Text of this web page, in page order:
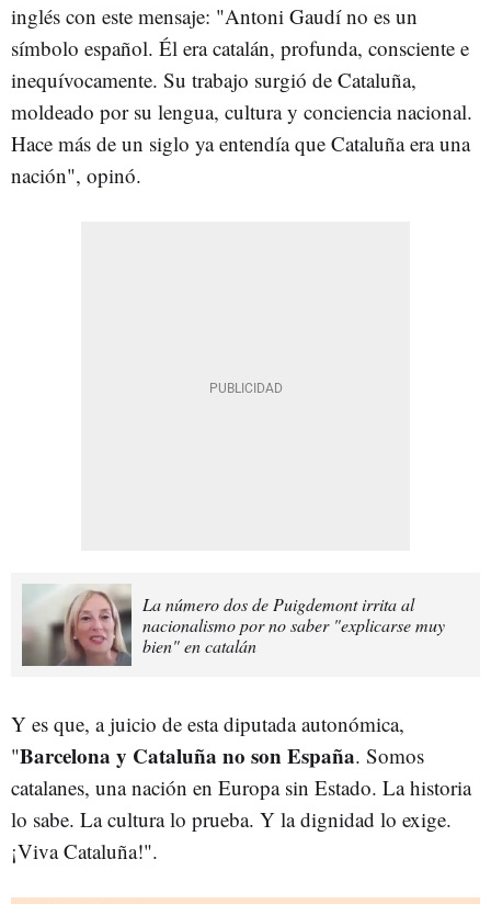
inglés con este mensaje: "Antoni Gaudí no es un
símbolo español. Él era catalán, profunda, consciente e
inequívocamente. Su trabajo surgió de Cataluña,
moldeado por su lengua, cultura y conciencia nacional.
Hace más de un siglo ya entendía que Cataluña era una
nación", opinó.
La número dos de Puigdemont irrita al
nacionalismo por no saber "explicarse muy
bien" en catalán
Y es que, a juicio de esta diputada autonómica,
"Barcelona y Cataluña no son España. Somos
catalanes, una nación en Europa sin Estado. La historia
lo sabe. La cultura lo prueba. Y la dignidad lo exige.
¡Viva Cataluña!".